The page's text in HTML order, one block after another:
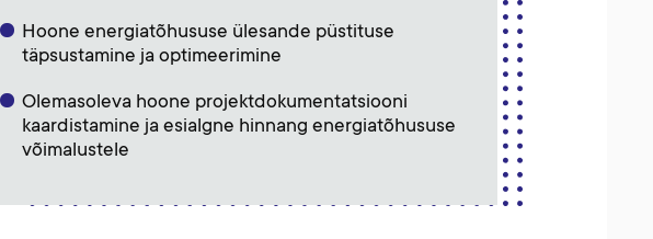
Hoone energiatõhususe ülesande püstituse
täpsustamine ja optimeerimine
Olemasoleva hoone projektdokumentatsiooni
kaardistamine ja esialgne hinnang energiatõhususe
võimalustele